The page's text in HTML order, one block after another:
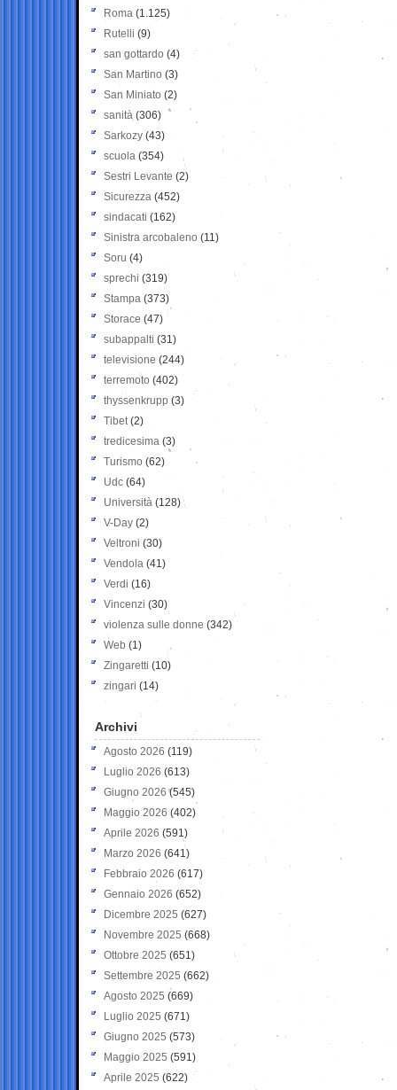
Roma (1.125)
Rutelli (9)
san gottardo (4)
San Martino (3)
San Miniato (2)
sanità (306)
Sarkozy (43)
scuola (354)
Sestri Levante (2)
Sicurezza (452)
sindacati (162)
Sinistra arcobaleno (11)
Soru (4)
sprechi (319)
Stampa (373)
Storace (47)
subappalti (31)
televisione(244)
terremoto (402)
thyssenkrupp (3)
Tibet(2)
tredicesima (3)
Turismo (62)
Udc (64)
Università (128)
V-Day (2)
Veltroni (30)
Vendola (41)
Verdi (16)
Vincenzi (30)
violenza sulle donne (342)
Web (1)
Zingaretti (10)
zingari (14)
Archivi
Agosto 2026 (119)
Luglio 2026 (613)
Giugno 2026 (545)
Maggio 2026 (402)
Aprile 2026 (591)
Marzo 2026 (641)
Febbraio 2026 (617)
Gennaio 2026 (652)
Dicembre 2025 (627)
Novembre 2025 (668)
Ottobre 2025 (651)
Settembre 2025 (662)
Agosto 2025 (669)
Luglio 2025 (671)
Giugno 2025 (573)
Maggio 2025 (591)
Aprile 2025 (622)